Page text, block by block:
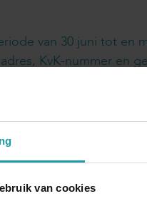
van cookies
van 30 juni tot
KvK-nummer en
uit de
80% van het
om